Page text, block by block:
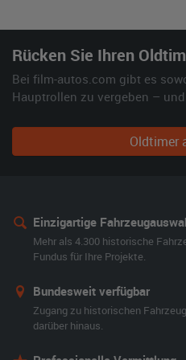
Rücken Sie Ihren
Bei film-autos.com gibt es
Hauptrollen zu vergeben –
Oldtimer
Einzigartige
Mehr als 4.300 historische
Fundus für Ihre Projekte.
Bundesweit verfügbar
Zugang zu historischen
darüber hinaus.